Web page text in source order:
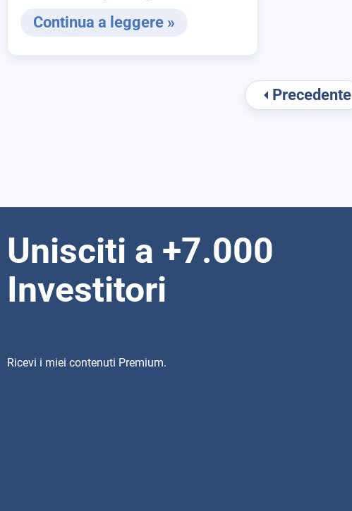
Continua a leggere »
Precedente
Unisciti a +7.000
Investitori
Ricevi i miei contenuti Premium.